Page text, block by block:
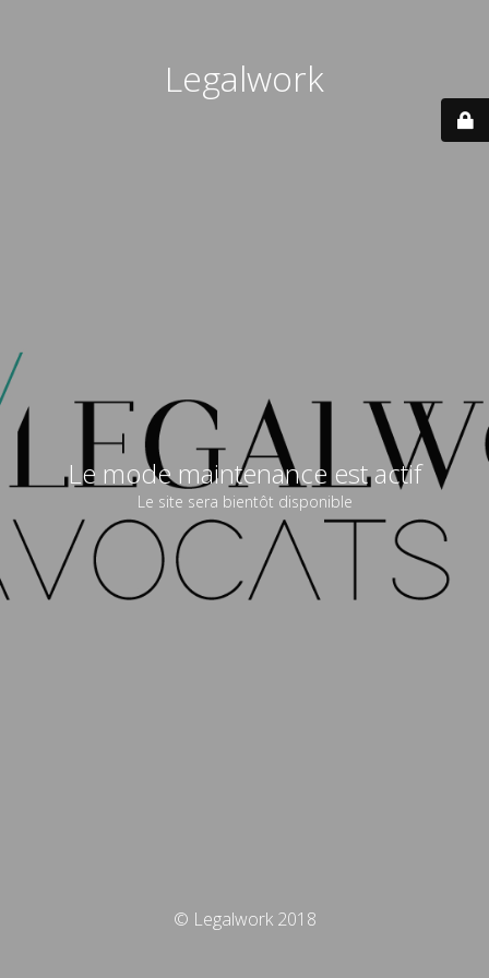
Legalwork
Le mode maintenance est actif
Le site sera bientôt disponible
© Legalwork 2018